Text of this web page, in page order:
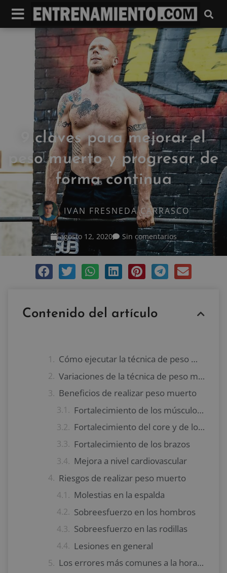
9 claves para mejorar el
peso muerto y progresar de
forma continua
IVAN FRESNEDA CARRASCO
agosto 12, 2020 Sin comentarios
Contenido del artículo
Cómo ejecutar la técnica de peso muerto
Variaciones de la técnica de peso muerto
Beneficios de realizar peso muerto
Fortalecimiento de los músculos en general
Fortalecimiento del core y de los músculos de la cadena posterior
Fortalecimiento de los brazos
Mejora a nivel cardiovascular
Riesgos de realizar peso muerto
Molestias en la espalda
Sobreesfuerzo en los hombros
Sobreesfuerzo en las rodillas
Lesiones en general
Los errores más comunes a la hora de realizar peso muerto